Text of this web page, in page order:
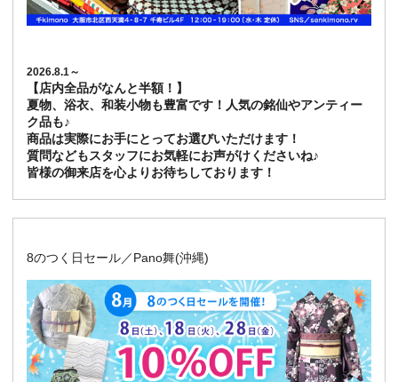
2026.8.1～
【店内全品がなんと半額！】
夏物、浴衣、和装小物も豊富です！人気の銘仙やアンティー
ク品も♪
商品は実際にお手にとってお選びいただけます！
質問などもスタッフにお気軽にお声がけくださいね♪
皆様の御来店を心よりお待ちしております！
8のつく日セール／Pano舞(沖縄)